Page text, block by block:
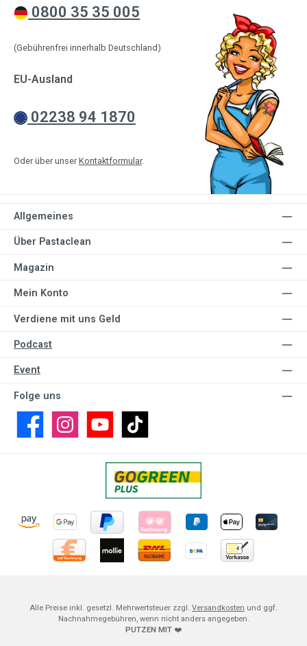
0800 35 35 005
(Gebührenfrei innerhalb Deutschland)
EU-Ausland
02238 94 1870
Oder über unser Kontaktformular.
Allgemeines
Über Pastaclean
Magazin
Mein Konto
Verdiene mit uns Geld
Podcast
Event
Folge uns
FacebookInstagramYouTubeTikTok
Alle Preise inkl. gesetzl. Mehrwertsteuer zzgl. Versandkosten und ggf.
Nachnahmegebühren, wenn nicht anders angegeben.
PUTZEN MIT ❤️